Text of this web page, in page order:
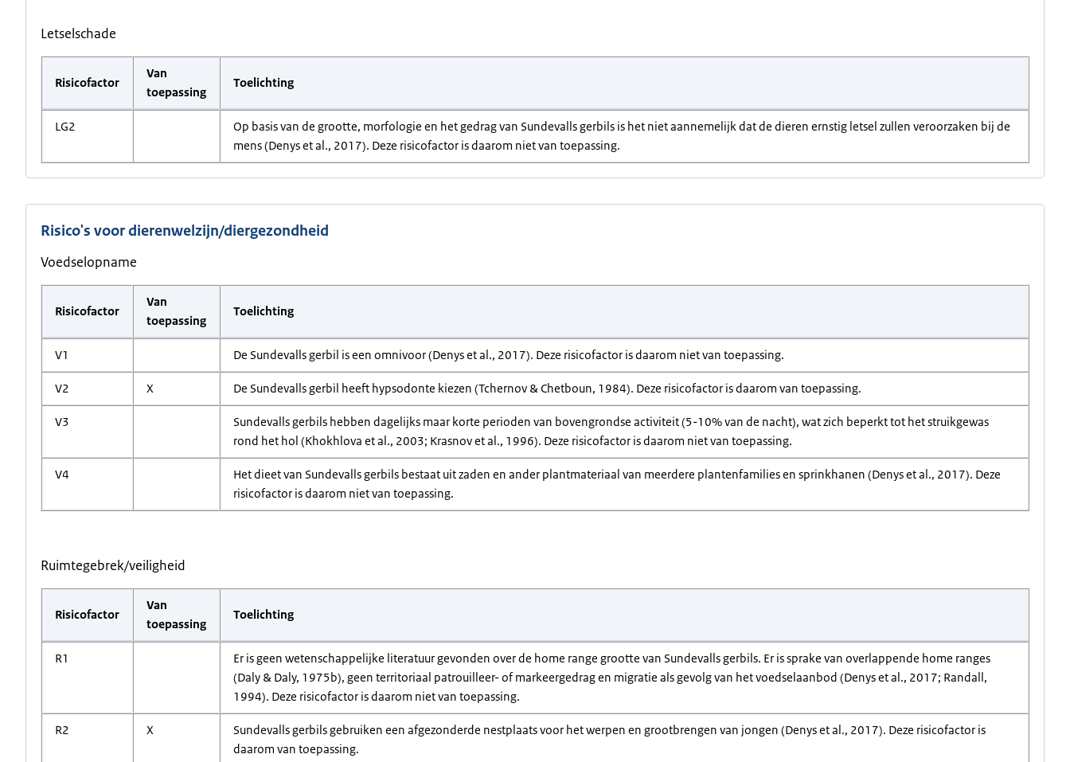
Letselschade
Risicofactor
Van
toepassing
Toelichting
LG2
Op basis van de grootte, morfologie en het gedrag van Sundevalls gerbils is het niet aannemelijk dat de dieren ernstig letsel zullen veroorzaken bij de
mens (Denys et al., 2017). Deze risicofactor is daarom niet van toepassing.
Risico's voor dierenwelzijn/diergezondheid
Voedselopname
Risicofactor
Van
toepassing
Toelichting
V1 De Sundevalls gerbil is een omnivoor (Denys et al., 2017). Deze risicofactor is daarom niet van toepassing.
V2 X De Sundevalls gerbil heeft hypsodonte kiezen (Tchernov & Chetboun, 1984). Deze risicofactor is daarom van toepassing.
V3
Sundevalls gerbils hebben dagelijks maar korte perioden van bovengrondse activiteit (5-10% van de nacht), wat zich beperkt tot het struikgewas
rond het hol (Khokhlova et al., 2003; Krasnov et al., 1996). Deze risicofactor is daarom niet van toepassing.
V4
Het dieet van Sundevalls gerbils bestaat uit zaden en ander plantmateriaal van meerdere plantenfamilies en sprinkhanen (Denys et al., 2017). Deze
risicofactor is daarom niet van toepassing.
Ruimtegebrek/veiligheid
Risicofactor
Van
toepassing
Toelichting
R1
Er is geen wetenschappelijke literatuur gevonden over de home range grootte van Sundevalls gerbils. Er is sprake van overlappende home ranges
(Daly & Daly, 1975b), geen territoriaal patrouilleer- of markeergedrag en migratie als gevolg van het voedselaanbod (Denys et al., 2017; Randall,
1994). Deze risicofactor is daarom niet van toepassing.
R2 X
Sundevalls gerbils gebruiken een afgezonderde nestplaats voor het werpen en grootbrengen van jongen (Denys et al., 2017). Deze risicofactor is
daarom van toepassing.